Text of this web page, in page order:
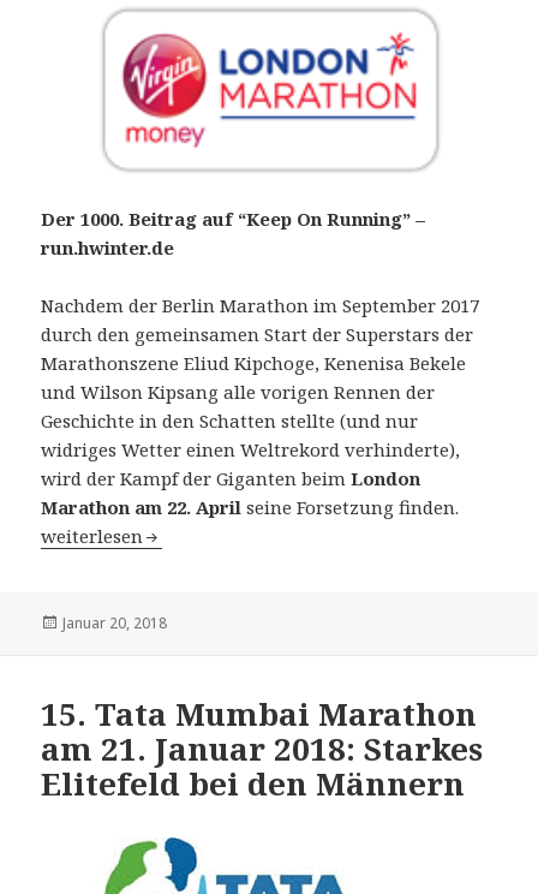
Der 1000. Beitrag auf “Keep On Running” –
run.hwinter.de
Nachdem der Berlin Marathon im September 2017
durch den gemeinsamen Start der Superstars der
Marathonszene Eliud Kipchoge, Kenenisa Bekele
und Wilson Kipsang alle vorigen Rennen der
Geschichte in den Schatten stellte (und nur
widriges Wetter einen Weltrekord verhinderte),
wird der Kampf der Giganten beimLondon
Marathon am 22. April seine Forsetzung finden.
38. Virgin Money London Marathon am 22. April 2018:
weiterlesen
Veröffentlicht
Januar 20, 2018
15. Tata Mumbai Marathon
am 21. Januar 2018: Starkes
Elitefeld bei den Männern